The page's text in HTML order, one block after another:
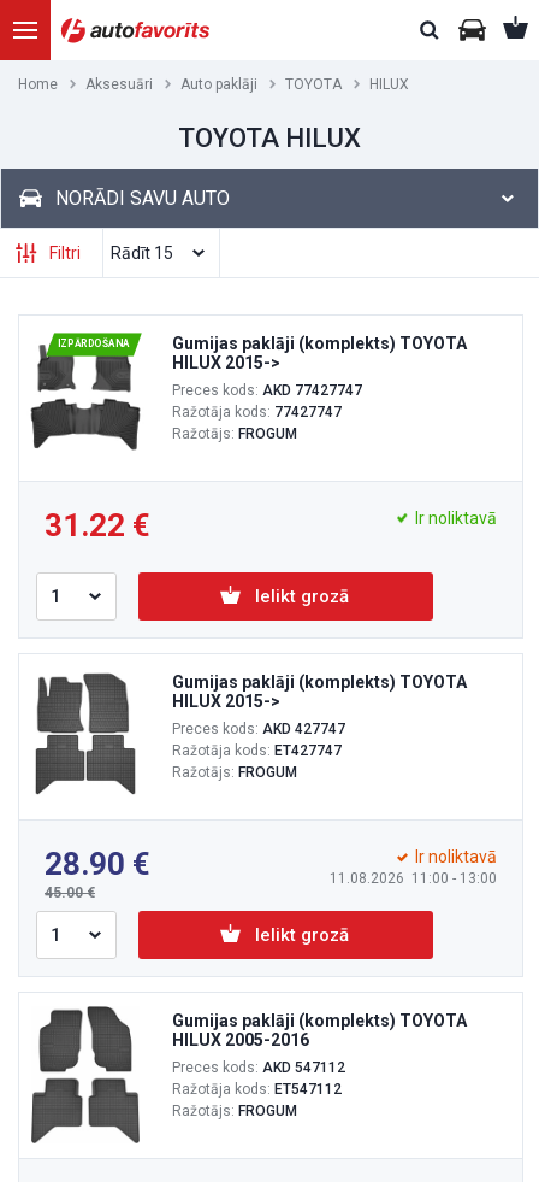
Home Aksesuāri Auto paklāji TOYOTA HILUX
TOYOTA HILUX
NORĀDI SAVU AUTO
Filtri
IZPĀRDOŠANA
Gumijas paklāji (komplekts) TOYOTA
HILUX 2015->
Preces kods: AKD 77427747
Ražotāja kods: 77427747
Ražotājs: FROGUM
31.22 Ir noliktavā
Ielikt grozā
Gumijas paklāji (komplekts) TOYOTA
HILUX 2015->
Preces kods: AKD 427747
Ražotāja kods: ET427747
Ražotājs: FROGUM
28.90
45.00
11.08.2026 11:00 - 13:00
Ir noliktavā
Ielikt grozā
Gumijas paklāji (komplekts) TOYOTA
HILUX 2005-2016
Preces kods: AKD 547112
Ražotāja kods: ET547112
Ražotājs: FROGUM